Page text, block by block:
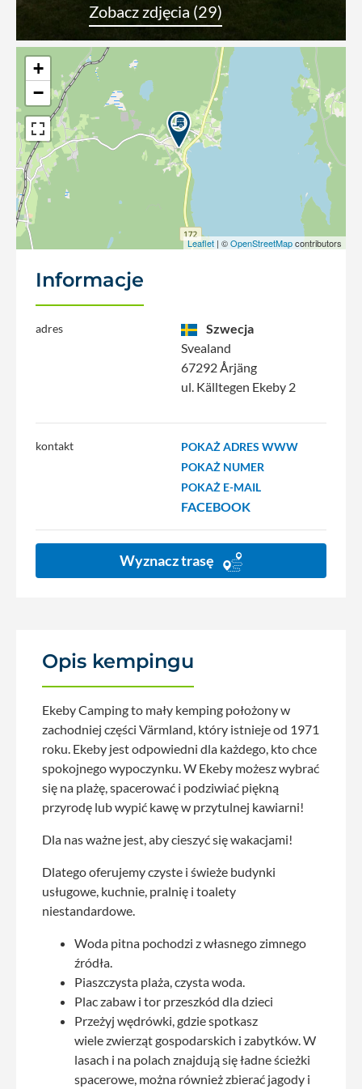
Zobacz zdjęcia (29)
+
−
Leaflet | ©OpenStreetMapcontributors
Informacje
adres
Szwecja
Svealand
67292 Årjäng
ul. Källtegen Ekeby 2
kontakt
POKAŻ ADRES WWW
POKAŻ NUMER
POKAŻ E-MAIL
FACEBOOK
Wyznacz trasę
Opis kempingu
Ekeby Camping to mały kemping położony w
zachodniej części Värmland, który istnieje od 1971
roku. Ekeby jest odpowiedni dla każdego, kto chce
spokojnego wypoczynku. W Ekeby możesz wybrać
się na plażę, spacerować i podziwiać piękną
przyrodę lub wypić kawę w przytulnej kawiarni!
Dla nas ważne jest, aby cieszyć się wakacjami!
Dlatego oferujemy czyste i świeże budynki
usługowe, kuchnie, pralnię i toalety
niestandardowe.
Woda pitna pochodzi z własnego zimnego
źródła.
Piaszczysta plaża, czysta woda.
Plac zabaw i tor przeszkód dla dzieci
Przeżyj wędrówki, gdzie spotkasz
wiele zwierząt gospodarskich i zabytków. W
lasach i na polach znajdują się ładne ścieżki
spacerowe, można również zbierać jagody i